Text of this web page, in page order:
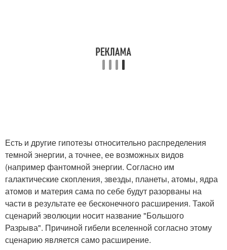
Есть и другие гипотезы относительно распределения
темной энергии, а точнее, ее возможных видов
(например фантомной энергии. Согласно им
галактические скопления, звезды, планеты, атомы, ядра
атомов и материя сама по себе будут разорваны на
части в результате ее бесконечного расширения. Такой
сценарий эволюции носит название "Большого
Разрыва". Причиной гибели вселенной согласно этому
сценарию является само расширение.